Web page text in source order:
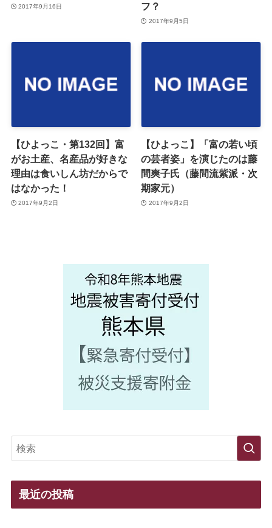
2017年9月16日
フ？
2017年9月5日
【ひよっこ・第132回】富
がお土産、名産品が好きな
理由は食いしん坊だからで
はなかった！
2017年9月2日
【ひよっこ】「富の若い頃
の芸者姿」を演じたのは藤
間爽子氏（藤間流紫派・次
期家元）
2017年9月2日
最近の投稿